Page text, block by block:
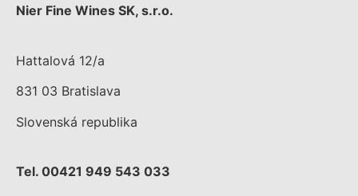
Nier Fine Wines SK, s.r.o.
Hattalová 12/a
831 03 Bratislava
Slovenská republika
Tel. 00421 949 543 033